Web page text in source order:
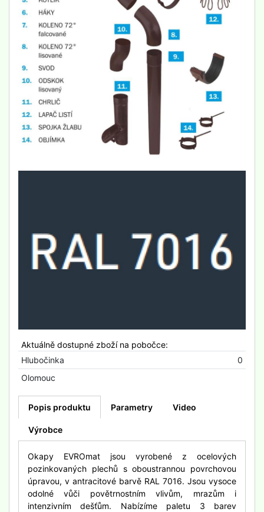
Aktuálně dostupné zboží na pobočce:
Hlubočinka
0
Olomouc
Popis produktu Parametry Video
Výrobce
Okapy EVROmat jsou vyrobené z ocelových
pozinkovaných plechů s oboustrannou povrchovou
úpravou, v antracitové barvě RAL 7016. Jsou vysoce
odolné vůči povětrnostním vlivům, mrazům i
intenzivním dešťům. Nabízíme paletu 3 barev